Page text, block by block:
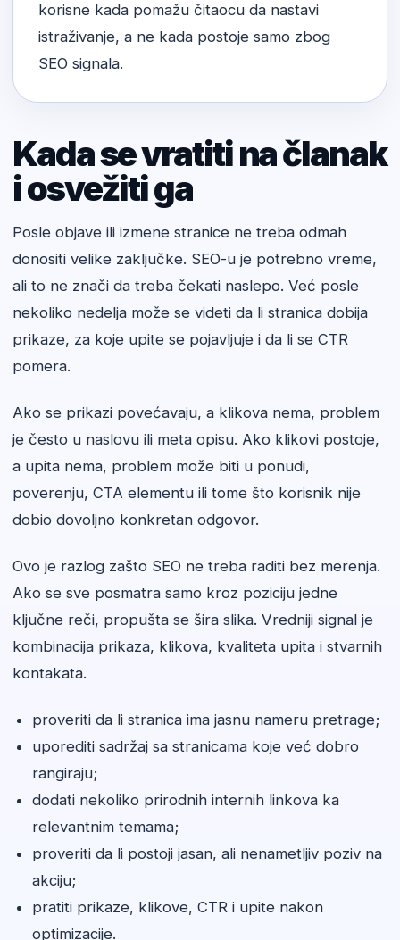
korisne kada pomažu čitaocu da nastavi
istraživanje, a ne kada postoje samo zbog
SEO signala.
Kada se vratiti na članak
i osvežiti ga
Posle objave ili izmene stranice ne treba odmah
donositi velike zaključke. SEO-u je potrebno vreme,
ali to ne znači da treba čekati naslepo. Već posle
nekoliko nedelja može se videti da li stranica dobija
prikaze, za koje upite se pojavljuje i da li se CTR
pomera.
Ako se prikazi povećavaju, a klikova nema, problem
je često u naslovu ili meta opisu. Ako klikovi postoje,
a upita nema, problem može biti u ponudi,
poverenju, CTA elementu ili tome što korisnik nije
dobio dovoljno konkretan odgovor.
Ovo je razlog zašto SEO ne treba raditi bez merenja.
Ako se sve posmatra samo kroz poziciju jedne
ključne reči, propušta se šira slika. Vredniji signal je
kombinacija prikaza, klikova, kvaliteta upita i stvarnih
kontakata.
proveriti da li stranica ima jasnu nameru pretrage;
uporediti sadržaj sa stranicama koje već dobro
rangiraju;
dodati nekoliko prirodnih internih linkova ka
relevantnim temama;
proveriti da li postoji jasan, ali nenametljiv poziv na
akciju;
pratiti prikaze, klikove, CTR i upite nakon
optimizacije.